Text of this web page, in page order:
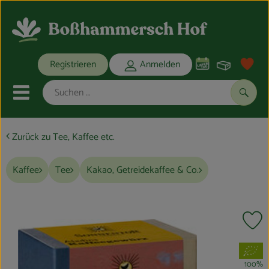
Registrieren Anmelden
Mobiles Menu öffnen oder
Bio-Kochkisten
ANGEBOTE
Zurück zu Tee, Kaffee etc.
Kaffee Tee Kakao, Getreidekaffee & Co.
, Verband:
100%